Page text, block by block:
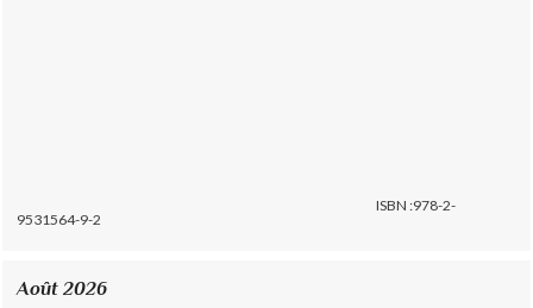
ISBN :978-2-
9531564-9-2
Août 2026